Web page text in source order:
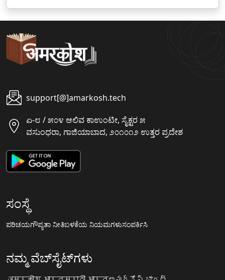
ला
ला
support[@]amarkosh.tech
ಏ-೮ / ೫೦೪ ಆಲಿವ ಕಾಉಂಟೀ, ಸೈಕ್ಟರ ೫
ವಸುಂಧರಾ, ಗಾಜಿಯಾಬಾದ, ೨೦೧೦೧೨ ಉತ್ತರ ಪ್ರದೇಶ
ಸಂಸ್ಥೆ
ಪರಿಚಯಗೌಪ್ಯತಾ ನೀತಿಬಳಕೆಯ ನಿಯಮಗಳುಸಂಪರ್ಕಿಸಿ
ನಮ್ಮ ವೆಬ್‌ಸೈಟ್‌ಗಳು